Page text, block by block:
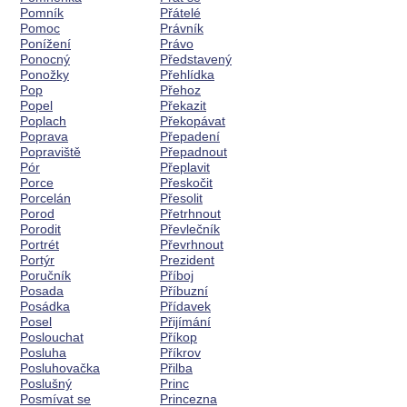
Pomník
Pomoc
Ponížení
Ponocný
Ponožky
Pop
Popel
Poplach
Poprava
Popraviště
Pór
Porce
Porcelán
Porod
Porodit
Portrét
Portýr
Poručník
Posada
Posádka
Posel
Poslouchat
Posluha
Posluhovačka
Poslušný
Posmívat se
Přátelé
Právník
Právo
Představený
Přehlídka
Přehoz
Překazit
Překopávat
Přepadení
Přepadnout
Přeplavit
Přeskočit
Přesolit
Přetrhnout
Převlečník
Převrhnout
Prezident
Příboj
Příbuzní
Přídavek
Přijímání
Příkop
Příkrov
Přilba
Princ
Princezna